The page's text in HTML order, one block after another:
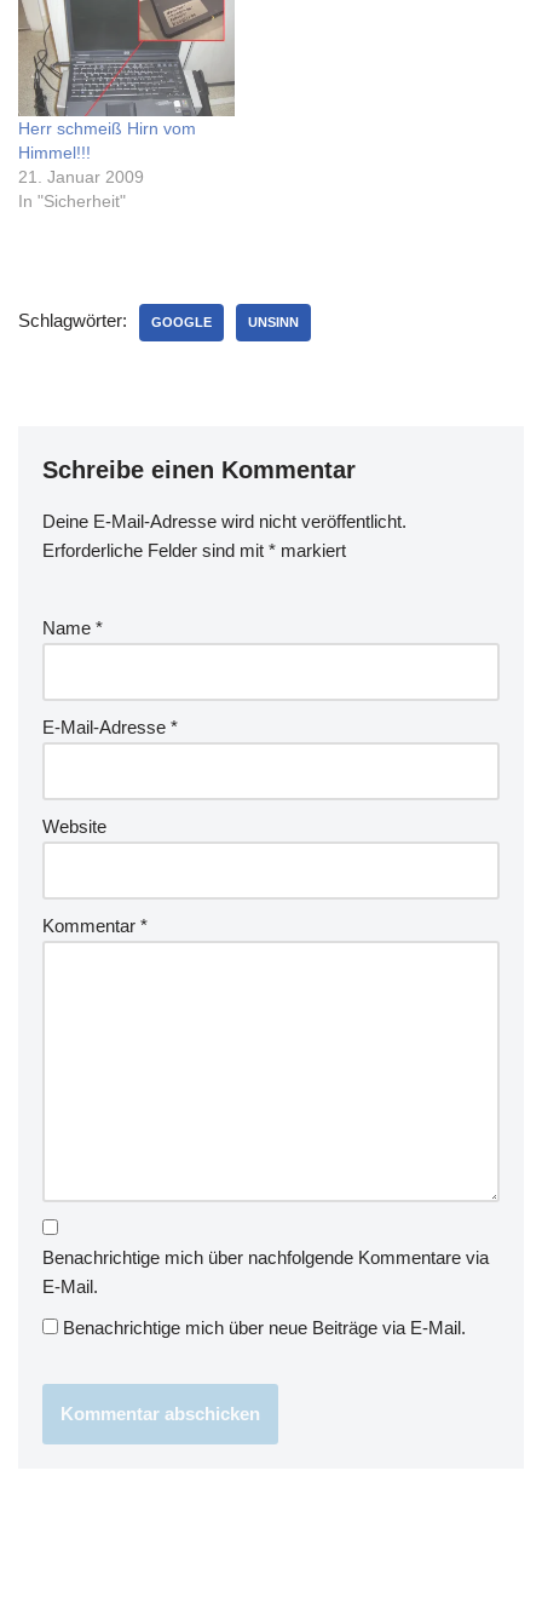
Zell zu begegnen, hab
natürlich gleich fett in die
Kamera gegrinst - mal
sehen ob von mir…
Herr schmeiß Hirn vom
Himmel!!!
21. Januar 2009
In "Sicherheit"
Schlagwörter: GOOGLE UNSINN
Schreibe einen Kommentar
Deine E-Mail-Adresse wird nicht veröffentlicht.
Erforderliche Felder sind mit * markiert
Name *
E-Mail-Adresse *
Website
Kommentar *
Benachrichtige mich über nachfolgende Kommentare via
E-Mail.
Benachrichtige mich über neue Beiträge via E-Mail.